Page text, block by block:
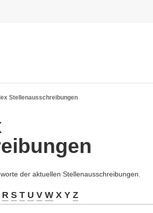
Stellenausschreibungen
der aktuellen Stellenausschreibungen.
R S T U V W X Y Z